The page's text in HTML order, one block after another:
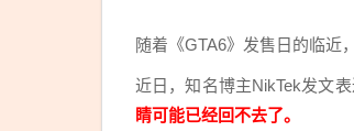
随着《GTA6》发售日的临近
近日，知名博主NikTek发文表
睛可能已经回不去了。